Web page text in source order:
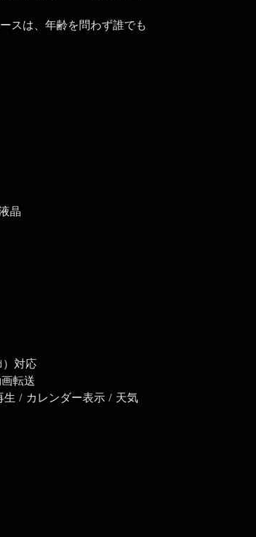
スは、年齢を問わず誰でも
晶
）対応
転送
/ カレンダー表示 / 天気